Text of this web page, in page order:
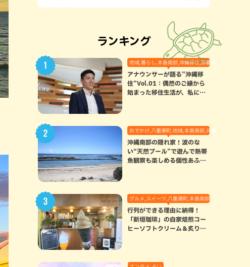
ランキング
地域,暮らし,本島南部,沖縄移住,那覇市
アナウンサーが語る”沖縄移
住”Vol.01：偶然のご縁から
始まった移住生活が、私にと
おでかけ,八重瀬町,地域,本島南部,沖縄の海,自然
沖縄南部の隠れ家！波のな
い“天然プール”で遊んで熱帯
魚観察も楽しめる個性あふれ
グルメ,スイーツ,八重瀬町,本島南部
行列ができる理由に納得！
「新垣珈琲」の自家焙煎コー
ヒーソフトクリーム＆炙りマ